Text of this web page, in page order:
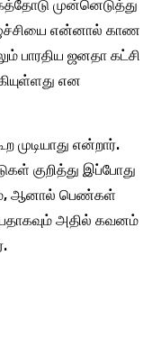
முன்னெடுத்து
என்னால் காண
பாரதிய ஜனதா கட்சி
என
முடியாது என்றார்.
குறித்து இப்போது
ஆனால் பெண்கள்
அதில் கவனம்